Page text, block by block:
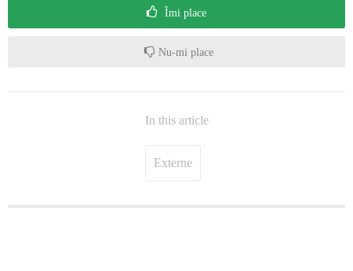
Îmi place
Nu-mi place
In this article
Externe